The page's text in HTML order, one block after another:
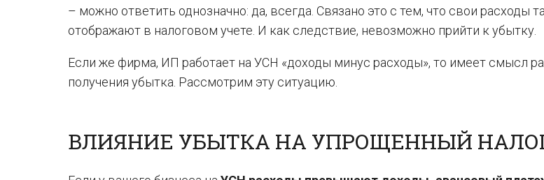
– можно ответить однозначно: да, всегда. Связано это с тем, что свои расходы
отображают в налоговом учете. И как следствие, невозможно прийти к убытку.
Если же фирма, ИП работает на УСН «доходы минус расходы», то имеет смысл
получения убытка. Рассмотрим эту ситуацию.
ВЛИЯНИЕ УБЫТКА НА УПРОЩЕННЫЙ